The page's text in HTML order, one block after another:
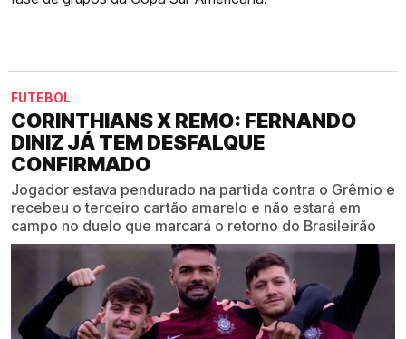
FUTEBOL
CORINTHIANS X REMO: FERNANDO
DINIZ JÁ TEM DESFALQUE
CONFIRMADO
Jogador estava pendurado na partida contra o Grêmio e
recebeu o terceiro cartão amarelo e não estará em
campo no duelo que marcará o retorno do Brasileirão